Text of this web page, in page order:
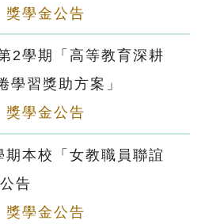
獎學金公告
2學期「高等教育深耕
習獎助方案」
獎學金公告
本校「女教職員聯誼
告
獎學金公告